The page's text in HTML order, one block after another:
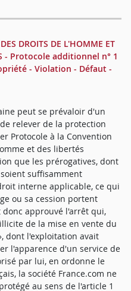
DROITS DE L'HOMME ET
- Protocole additionnel n° 1
- Violation - Défaut -
peut se prévaloir d'un
relever de la protection
Protocole à la Convention
et des libertés
que les prérogatives, dont
suffisamment
interne applicable, ce qui
ou sa cession portent
approuvé l'arrêt qui,
de la mise en vente du
dont l'exploitation avait
l'apparence d'un service de
par lui, en ordonne le
la société France.com ne
au sens de l'article 1